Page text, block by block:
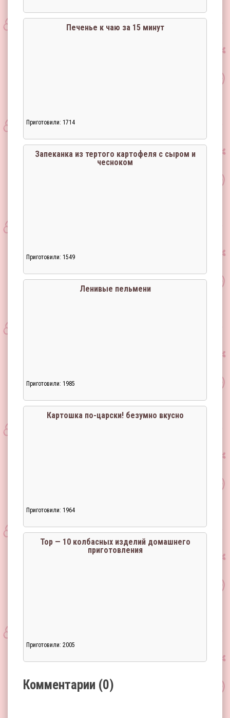
Печенье к чаю за 15 минут
Приготовили: 1714
Запеканка из тертого картофеля с сыром и
чесноком
Приготовили: 1549
Ленивые пельмени
Приготовили: 1985
Картошка по-царски! безумно вкусно
Приготовили: 1964
Тор — 10 колбасных изделий домашнего
приготовления
Приготовили: 2005
Комментарии (0)